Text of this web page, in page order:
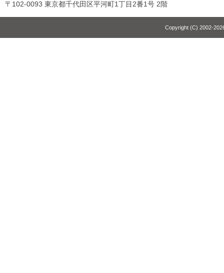
〒102-0093 東京都千代田区平河町1丁目2番1号 2階
Copyright (C) 2002-